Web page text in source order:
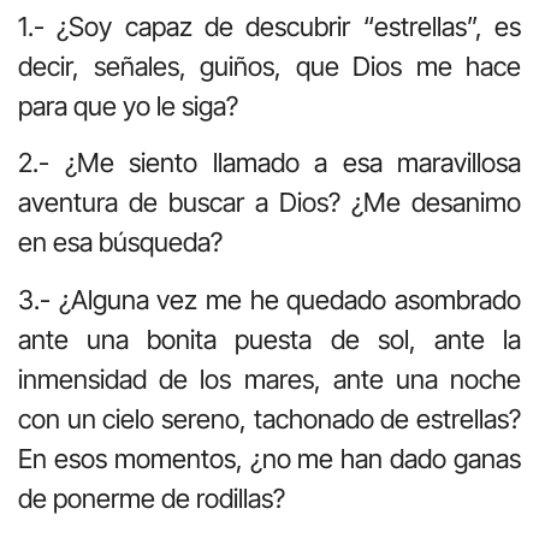
1.- ¿Soy capaz de descubrir “estrellas”, es
decir, señales, guiños, que Dios me hace
para que yo le siga?
2.- ¿Me siento llamado a esa maravillosa
aventura de buscar a Dios? ¿Me desanimo
en esa búsqueda?
3.- ¿Alguna vez me he quedado asombrado
ante una bonita puesta de sol, ante la
inmensidad de los mares, ante una noche
con un cielo sereno, tachonado de estrellas?
En esos momentos, ¿no me han dado ganas
de ponerme de rodillas?